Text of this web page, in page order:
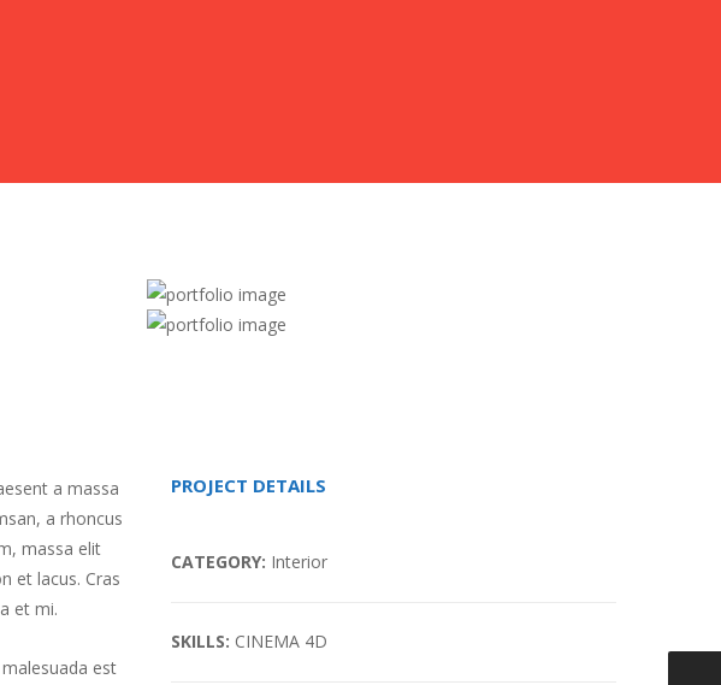
a massa
a rhoncus
massa elit
et lacus. Cras
et mi.
est
PROJECT DETAILS
CATEGORY: Interior
SKILLS: CINEMA 4D